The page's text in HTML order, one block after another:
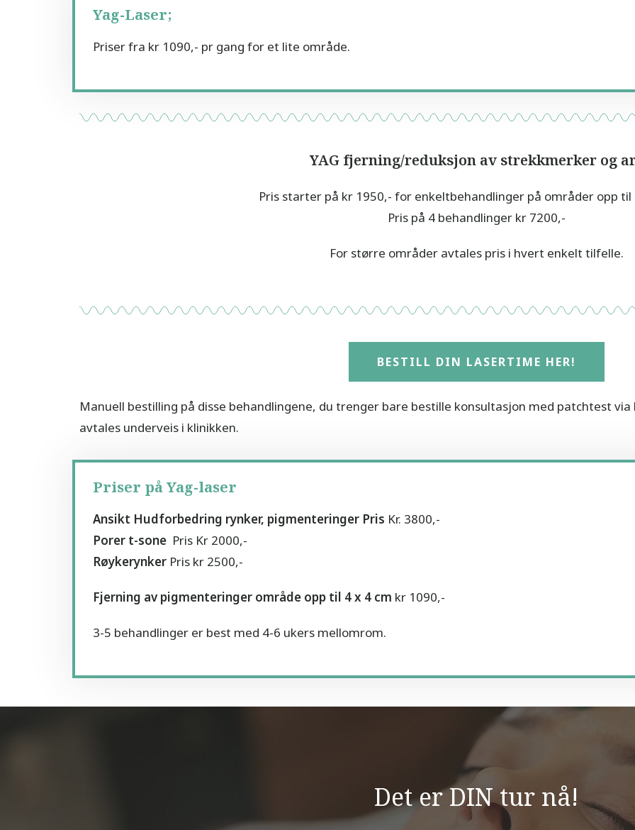
Yag-Laser;
Priser fra kr 1090,- pr gang for et lite område.
YAG fjerning/reduksjon av strekkmerker og
Pris starter på kr 1950,- for enkeltbehandlinger på områder opp til
Pris på 4 behandlinger kr 7200,-
For større områder avtales pris i hvert enkelt tilfelle.
BESTILL DIN LASERTIME HER!
Manuell bestilling på disse behandlingene, du trenger bare bestille konsultasjon med patchtest
avtales underveis i klinikken.
Priser på Yag-laser
Ansikt Hudforbedring rynker, pigmenteringer Pris Kr. 3800,-
Porer t-sone Pris Kr 2000,-
Røykerynker Pris kr 2500,-
Fjerning av pigmenteringer område opp til 4 x 4 cm kr 1090,-
3-5 behandlinger er best med 4-6 ukers mellomrom.
Det er DIN tur nå!